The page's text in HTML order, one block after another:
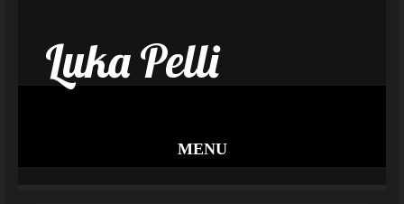
Luka Pelli
MENU